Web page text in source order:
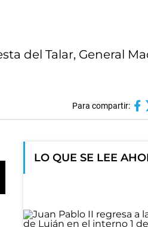
del Talar, General
Para compartir:
LO QUE SE LEE